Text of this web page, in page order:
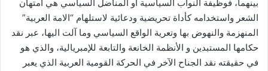
بينهما، فوظيفة النواب السياسية او المناضل السياسي هي امتهان
الشعر واستخدامه كأداة تحريضية ودعائية لاستلهام “الامة العربية”
المنهزمة والنهوض بها وتعرية الواقع السياسي وما آلت اليها، عبر نقد
حكامها المستبدين و الأنظمة الخانعة والتابعة للإمبريالية، والذي هو
في حقيقته نقد الجناح الآخر في الحركة القومية العربية الذي يعبر